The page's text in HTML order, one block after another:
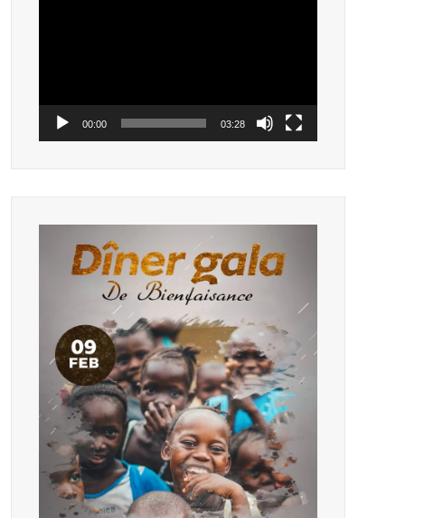
00:00 03:28